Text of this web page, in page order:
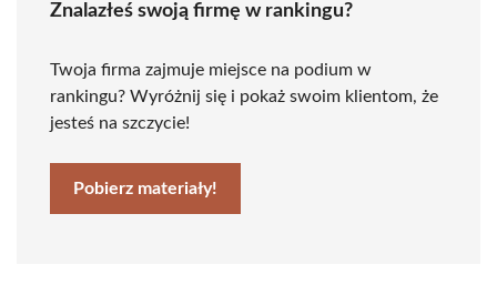
Znalazłeś swoją firmę w rankingu?
Twoja firma zajmuje miejsce na podium w
rankingu? Wyróżnij się i pokaż swoim klientom, że
jesteś na szczycie!
Pobierz materiały!